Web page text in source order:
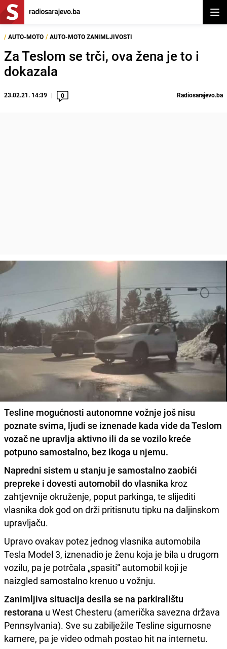
/ AUTO-MOTO / AUTO-MOTO ZANIMLJIVOSTI
Za Teslom se trči, ova žena je to i
dokazala
23.02.21. 14:39 0 Radiosarajevo.ba
Tesline mogućnosti autonomne vožnje još nisu
poznate svima, ljudi se iznenade kada vide da Teslom
vozač ne upravlja aktivno ili da se vozilo kreće
potpuno samostalno, bez ikoga u njemu.
Napredni sistem u stanju je samostalno zaobići
prepreke i dovesti automobil do vlasnika kroz
zahtjevnije okruženje, poput parkinga, te slijediti
vlasnika dok god on drži pritisnutu tipku na daljinskom
upravljaču.
Upravo ovakav potez jednog vlasnika automobila
Tesla Model 3, iznenadio je ženu koja je bila u drugom
vozilu, pa je potrčala „spasiti“ automobil koji je
naizgled samostalno krenuo u vožnju.
Zanimljiva situacija desila se na parkiralištu
restorana u West Chesteru (američka savezna država
Pennsylvania). Sve su zabilježile Tesline sigurnosne
kamere, pa je video odmah postao hit na internetu.